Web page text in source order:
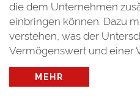
die dem Unternehmen
einbringen können. Dazu
verstehen, was der
Vermögenswert und einer
MEHR